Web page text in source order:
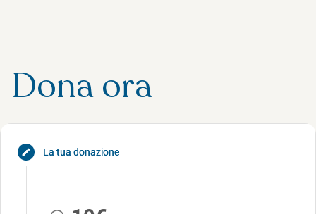
Dona ora